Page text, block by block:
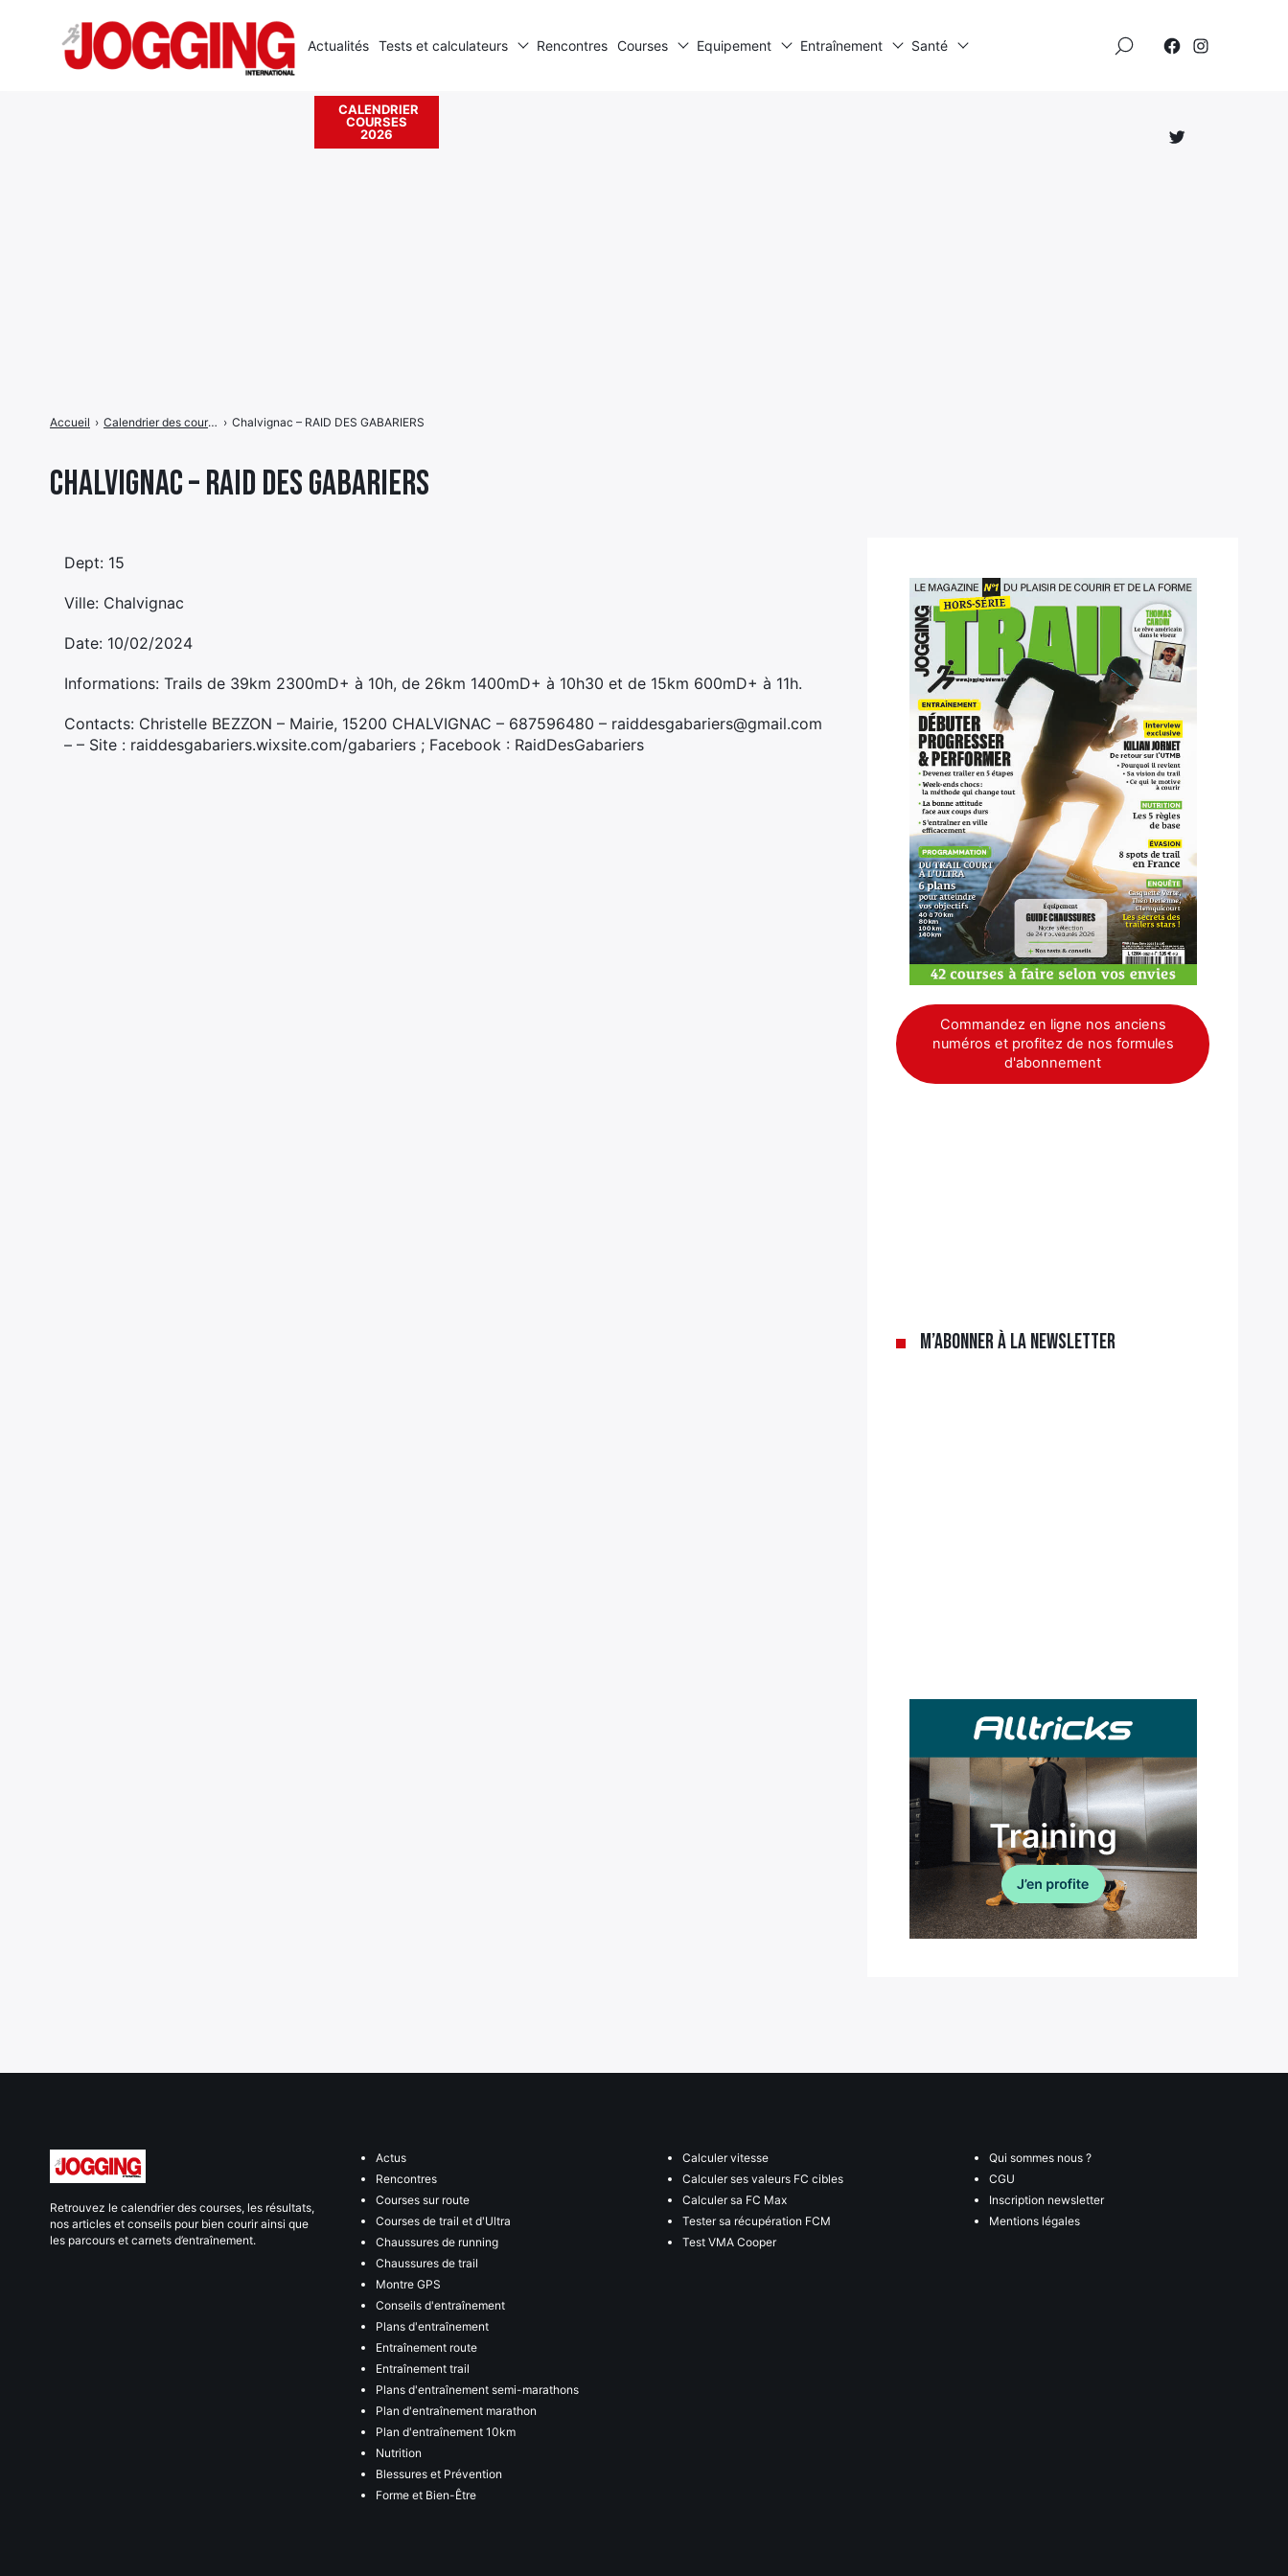
Chalvignac – RAID DES GABARIERS
Accueil › Calendrier des courses › Chalvignac – RAID DES GABARIERS
Dept: 15
Ville: Chalvignac
Date: 10/02/2024
Informations: Trails de 39km 2300mD+ à 10h, de 26km 1400mD+ à 10h30 et de 15km 600mD+ à 11h.
Contacts: Christelle BEZZON – Mairie, 15200 CHALVIGNAC – 687596480 – raiddesgabariers@gmail.com
– – Site : raiddesgabariers.wixsite.com/gabariers ; Facebook : RaidDesGabariers
Commandez en ligne nos anciens
numéros et profitez de nos formules
d'abonnement
M’abonner à la newsletter
Actualités Tests et calculateurs Rencontres Courses Equipement Entraînement Santé
CALENDRIER
COURSES
2026
Élément
Retrouvez le calendrier des courses, les résultats,
nos articles et conseils pour bien courir ainsi que
les parcours et carnets d’entraînement.
Actus
Rencontres
Courses sur route
Courses de trail et d'Ultra
Chaussures de running
Chaussures de trail
Montre GPS
Conseils d'entraînement
Plans d'entraînement
Entraînement route
Entraînement trail
Plans d'entraînement semi-marathons
Plan d'entraînement marathon
Plan d'entraînement 10km
Nutrition
Blessures et Prévention
Forme et Bien-Être
Calculer vitesse
Calculer ses valeurs FC cibles
Calculer sa FC Max
Tester sa récupération FCM
Test VMA Cooper
Qui sommes nous ?
CGU
Inscription newsletter
Mentions légales
Rechercher